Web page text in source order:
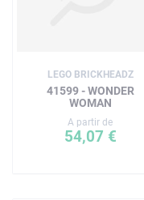
LEGO BRICKHEADZ
41599 - WONDER
WOMAN
A partir de
54,07 €